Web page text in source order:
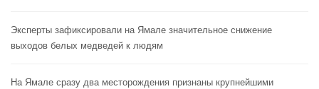
Эксперты зафиксировали на Ямале значительное снижение
выходов белых медведей к людям
На Ямале сразу два месторождения признаны крупнейшими